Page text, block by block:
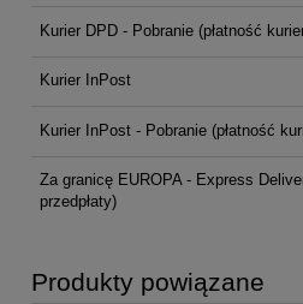
Kurier DPD - Pobranie (płatność
Kurier InPost
Kurier InPost - Pobranie (płatność
Za granicę EUROPA - Express
przedpłaty)
Produkty powiązane